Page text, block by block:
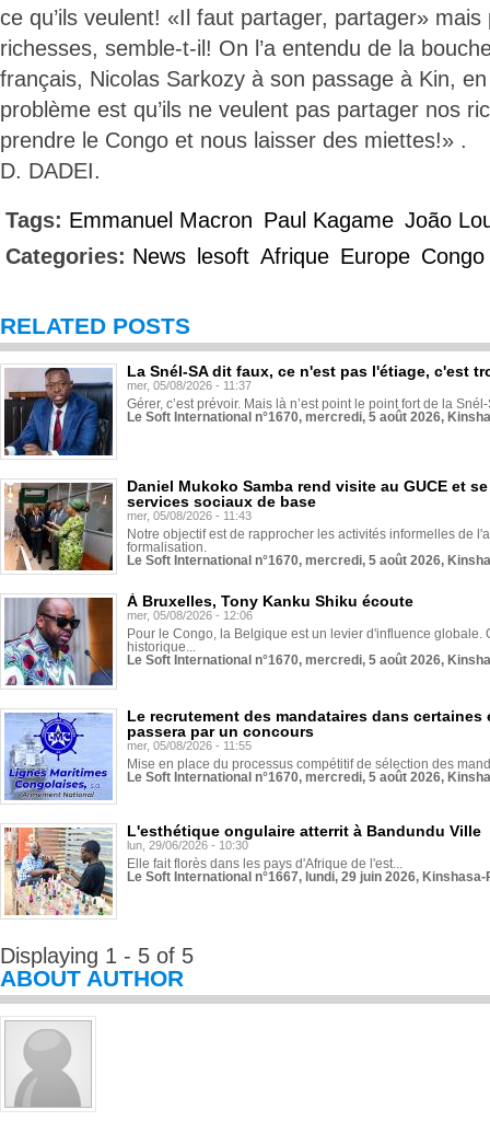
ce qu’ils veulent! «Il faut partager, partager»
richesses, semble-t-il! On l’a entendu de la
français, Nicolas Sarkozy à son passage à Kin,
problème est qu’ils ne veulent pas partager nos
prendre le Congo et nous laisser des miettes!» .
D. DADEI.
Tags: Emmanuel Macron Paul Kagame João
Categories: News lesoft Afrique Europe Congo
RELATED POSTS
La Snél-SA dit faux, ce n'est pas l'étiage, c'est
mer, 05/08/2026 - 11:37
Gérer, c’est prévoir. Mais là n’est point le point fort de la
Le Soft International n°1670, mercredi, 5 août 2026,
Daniel Mukoko Samba rend visite au GUCE et
services sociaux de base
mer, 05/08/2026 - 11:43
Notre objectif est de rapprocher les activités informelles de
formalisation.
Le Soft International n°1670, mercredi, 5 août 2026,
À Bruxelles, Tony Kanku Shiku écoute
mer, 05/08/2026 - 12:06
Pour le Congo, la Belgique est un levier d'influence globale.
historique...
Le Soft International n°1670, mercredi, 5 août 2026,
Le recrutement des mandataires dans
passera par un concours
mer, 05/08/2026 - 11:55
Mise en place du processus compétitif de sélection des
Le Soft International n°1670, mercredi, 5 août 2026,
L'esthétique ongulaire atterrit à Bandundu Ville
lun, 29/06/2026 - 10:30
Elle fait florès dans les pays d'Afrique de l'est...
Le Soft International n°1667, lundi, 29 juin 2026,
Displaying 1 - 5 of 5
ABOUT AUTHOR